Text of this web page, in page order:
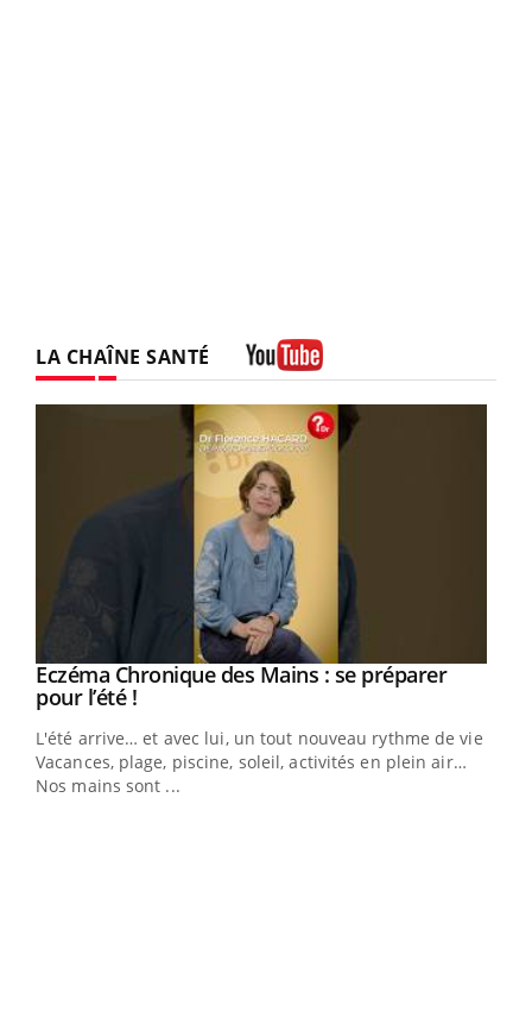
LA CHAÎNE SANTÉ
Youtube
Eczéma Chronique des Mains : se préparer
pour l’été !Youtube
L'été arrive… et avec lui, un tout nouveau rythme de vie !
Vacances, plage, piscine, soleil, activités en plein air…
Nos mains sont ...